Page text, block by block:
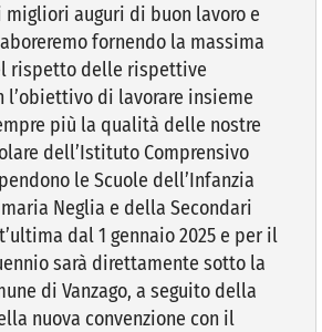
auguri di buon lavoro e
fornendo la massima
rispetto delle rispettive
l’obiettivo di lavorare insieme
più la qualità delle nostre
dell’Istituto Comprensivo
le Scuole dell’Infanzia
Neglia e della Secondari
dal 1 gennaio 2025 e per il
sarà direttamente sotto la
di Vanzago, a seguito della
nuova convenzione con il